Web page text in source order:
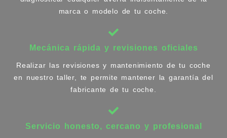
marca o modelo de tu coche.
Mecánica rápida y revisiones oficiales
Realizar las revisiones y mantenimiento de tu coche
en nuestro taller, te permite mantener la garantía del
fabricante de tu coche.
Servicio honesto, cercano y profesional